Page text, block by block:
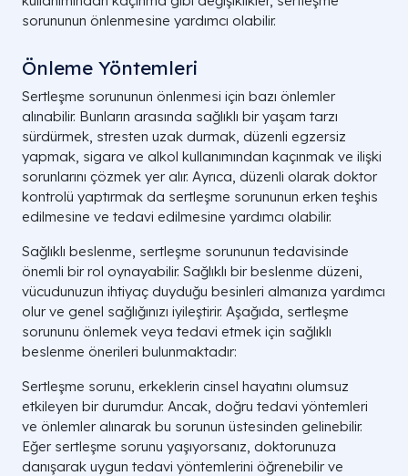
sorununun önlenmesine yardımcı olabilir.
Önleme Yöntemleri
Sertleşme sorununun önlenmesi için bazı önlemler
alınabilir. Bunların arasında sağlıklı bir yaşam tarzı
sürdürmek, stresten uzak durmak, düzenli egzersiz
yapmak, sigara ve alkol kullanımından kaçınmak ve ilişki
sorunlarını çözmek yer alır. Ayrıca, düzenli olarak doktor
kontrolü yaptırmak da sertleşme sorununun erken teşhis
edilmesine ve tedavi edilmesine yardımcı olabilir.
Sağlıklı beslenme, sertleşme sorununun tedavisinde
önemli bir rol oynayabilir. Sağlıklı bir beslenme düzeni,
vücudunuzun ihtiyaç duyduğu besinleri almanıza yardımcı
olur ve genel sağlığınızı iyileştirir. Aşağıda, sertleşme
sorununu önlemek veya tedavi etmek için sağlıklı
beslenme önerileri bulunmaktadır:
Sertleşme sorunu, erkeklerin cinsel hayatını olumsuz
etkileyen bir durumdur. Ancak, doğru tedavi yöntemleri
ve önlemler alınarak bu sorunun üstesinden gelinebilir.
Eğer sertleşme sorunu yaşıyorsanız, doktorunuza
danışarak uygun tedavi yöntemlerini öğrenebilir ve